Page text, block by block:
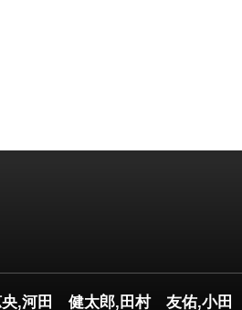
,河田 健太郎,田村 友佑,小田